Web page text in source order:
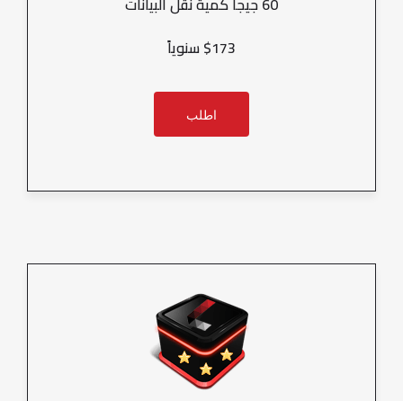
$173 سنوياً
اطلب